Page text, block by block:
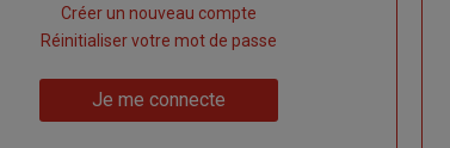
compte"
Créer un nouveau compte
Réinitialiser votre mot de passe
Je me connecte